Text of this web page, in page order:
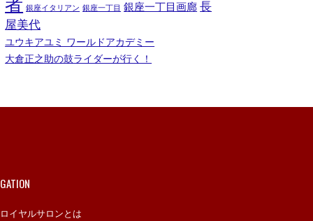
銀座イタリアン 銀座一丁目 銀座一丁目画廊 長
屋美代
ユウキアユミ ワールドアカデミー
大倉正之助の鼓ライダーが行く！
イヤルサロンとは